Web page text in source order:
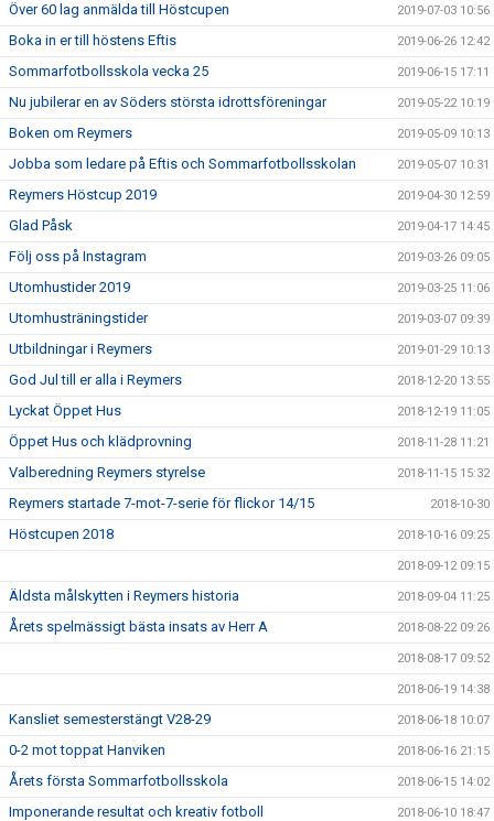
Över 60 lag anmälda till Höstcupen 2019-07-03 10:56
Boka in er till höstens Eftis 2019-06-26 12:42
Sommarfotbollsskola vecka 25 2019-06-15 17:11
Nu jubilerar en av Söders största idrottsföreningar 2019-05-22 10:19
Boken om Reymers 2019-05-09 10:13
Jobba som ledare på Eftis och Sommarfotbollsskolan 2019-05-07 10:31
Reymers Höstcup 2019 2019-04-30 12:59
Glad Påsk 2019-04-17 14:45
Följ oss på Instagram 2019-03-26 09:05
Utomhustider 2019 2019-03-25 11:06
Utomhusträningstider 2019-03-07 09:39
Utbildningar i Reymers 2019-01-29 10:13
God Jul till er alla i Reymers 2018-12-20 13:55
Lyckat Öppet Hus 2018-12-19 11:05
Öppet Hus och klädprovning 2018-11-28 11:21
Valberedning Reymers styrelse 2018-11-15 15:32
Reymers startade 7-mot-7-serie för flickor 14/15 2018-10-30
Höstcupen 2018 2018-10-16 09:25
2018-09-12 09:15
Äldsta målskytten i Reymers historia 2018-09-04 11:25
Årets spelmässigt bästa insats av Herr A 2018-08-22 09:26
2018-08-17 09:52
2018-06-19 14:38
Kansliet semesterstängt V28-29 2018-06-18 10:07
0-2 mot toppat Hanviken 2018-06-16 21:15
Årets första Sommarfotbollsskola 2018-06-15 14:02
Imponerande resultat och kreativ fotboll 2018-06-10 18:47